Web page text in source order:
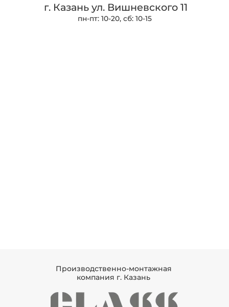
г. Казань ул. Вишневского 11
пн-пт: 10-20, сб: 10-15
Производственно-монтажная
компания г. Казань